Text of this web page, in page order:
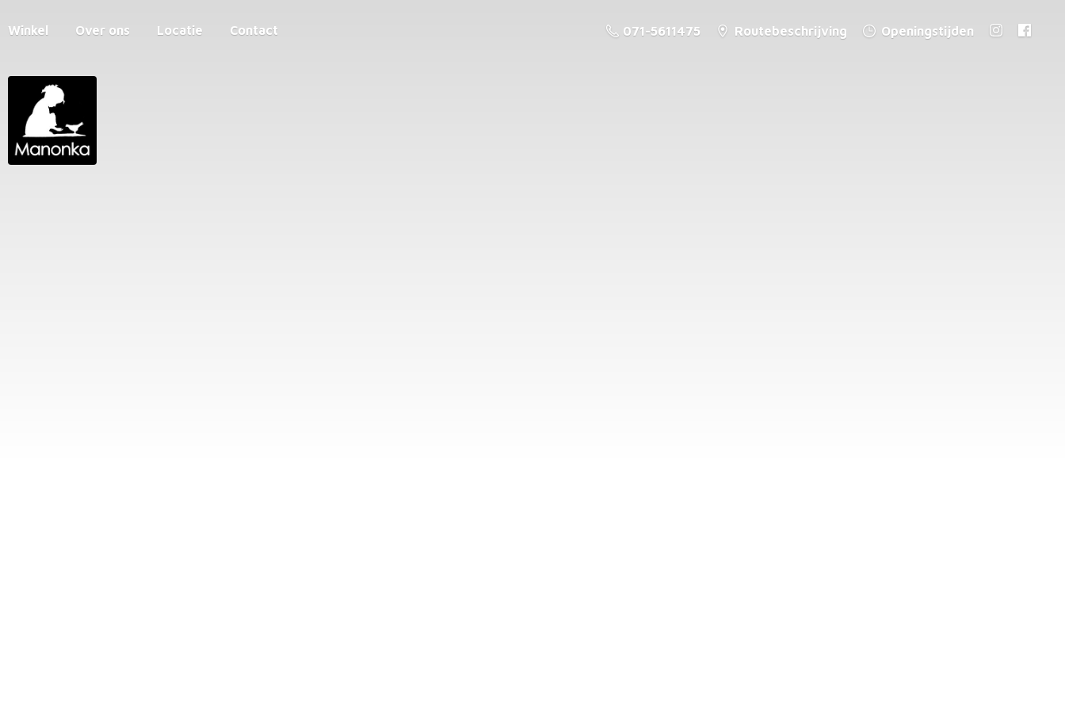
Winkel Over ons Locatie Contact 071-5611475 Routebeschrijving Openingstijden